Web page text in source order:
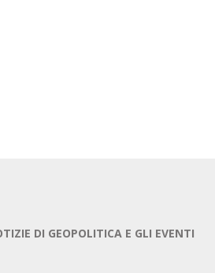
DI GEOPOLITICA E GLI EVENTI